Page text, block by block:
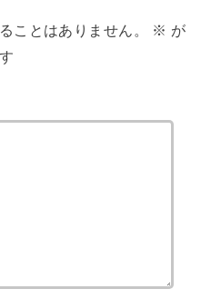
ことはありません。 ※ が